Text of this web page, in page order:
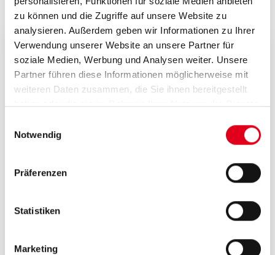
zu können und die Zugriffe auf unsere Website zu
analysieren. Außerdem geben wir Informationen zu Ihrer
Verwendung unserer Website an unsere Partner für
soziale Medien, Werbung und Analysen weiter. Unsere
Partner führen diese Informationen möglicherweise mit
weiteren Daten zusammen, die Sie ihnen bereitgestellt
haben oder die sie im Rahmen Ihrer Nutzung der Dienste
Notwendig
Präferenzen
Statistiken
Marketing
Tutorial